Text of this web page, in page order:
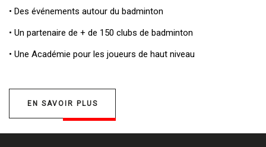
• Des événements autour du badminton
• Un partenaire de + de 150 clubs de badminton
• Une Académie pour les joueurs de haut niveau
EN SAVOIR PLUS